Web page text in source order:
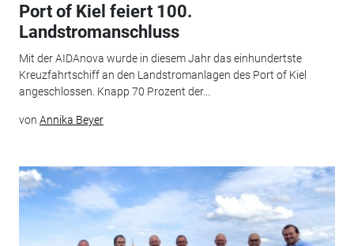
Port of Kiel feiert 100.
Landstromanschluss
Mit der AIDAnova wurde in diesem Jahr das einhundertste
Kreuzfahrtschiff an den Landstromanlagen des Port of Kiel
angeschlossen. Knapp 70 Prozent der...
von Annika Beyer